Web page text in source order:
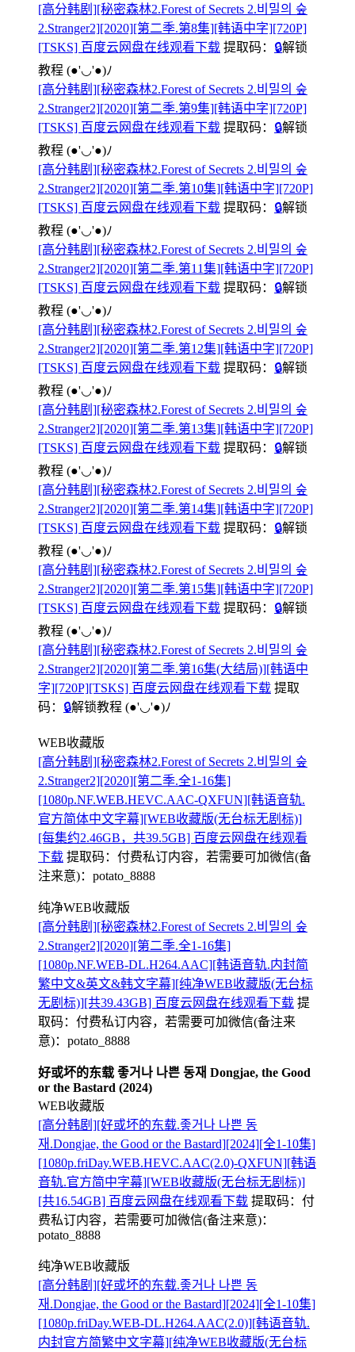
[高分韩剧][秘密森林2.Forest of Secrets 2.비밀의 숲
2.Stranger2][2020][第二季.第8集][韩语中字][720P]
[TSKS] 百度云网盘在线观看下载 提取码： 🔒解锁
教程 (●'◡'●)ﾉ
[高分韩剧][秘密森林2.Forest of Secrets 2.비밀의 숲
2.Stranger2][2020][第二季.第9集][韩语中字][720P]
[TSKS] 百度云网盘在线观看下载 提取码： 🔒解锁
教程 (●'◡'●)ﾉ
[高分韩剧][秘密森林2.Forest of Secrets 2.비밀의 숲
2.Stranger2][2020][第二季.第10集][韩语中字][720P]
[TSKS] 百度云网盘在线观看下载 提取码： 🔒解锁
教程 (●'◡'●)ﾉ
[高分韩剧][秘密森林2.Forest of Secrets 2.비밀의 숲
2.Stranger2][2020][第二季.第11集][韩语中字][720P]
[TSKS] 百度云网盘在线观看下载 提取码： 🔒解锁
教程 (●'◡'●)ﾉ
[高分韩剧][秘密森林2.Forest of Secrets 2.비밀의 숲
2.Stranger2][2020][第二季.第12集][韩语中字][720P]
[TSKS] 百度云网盘在线观看下载 提取码： 🔒解锁
教程 (●'◡'●)ﾉ
[高分韩剧][秘密森林2.Forest of Secrets 2.비밀의 숲
2.Stranger2][2020][第二季.第13集][韩语中字][720P]
[TSKS] 百度云网盘在线观看下载 提取码： 🔒解锁
教程 (●'◡'●)ﾉ
[高分韩剧][秘密森林2.Forest of Secrets 2.비밀의 숲
2.Stranger2][2020][第二季.第14集][韩语中字][720P]
[TSKS] 百度云网盘在线观看下载 提取码： 🔒解锁
教程 (●'◡'●)ﾉ
[高分韩剧][秘密森林2.Forest of Secrets 2.비밀의 숲
2.Stranger2][2020][第二季.第15集][韩语中字][720P]
[TSKS] 百度云网盘在线观看下载 提取码： 🔒解锁
教程 (●'◡'●)ﾉ
[高分韩剧][秘密森林2.Forest of Secrets 2.비밀의 숲
2.Stranger2][2020][第二季.第16集(大结局)][韩语中
字][720P][TSKS] 百度云网盘在线观看下载 提取
码： 🔒解锁教程 (●'◡'●)ﾉ
WEB收藏版
[高分韩剧][秘密森林2.Forest of Secrets 2.비밀의 숲
2.Stranger2][2020][第二季.全1-16集]
[1080p.NF.WEB.HEVC.AAC-QXFUN][韩语音轨.
官方简体中文字幕][WEB收藏版(无台标无剧标)]
[每集约2.46GB，共39.5GB] 百度云网盘在线观看
下载 提取码： 付费私订内容，若需要可加微信(备
注来意)：potato_8888
纯净WEB收藏版
[高分韩剧][秘密森林2.Forest of Secrets 2.비밀의 숲
2.Stranger2][2020][第二季.全1-16集]
[1080p.NF.WEB-DL.H264.AAC][韩语音轨.内封简
繁中文&英文&韩文字幕][纯净WEB收藏版(无台标
无剧标)][共39.43GB] 百度云网盘在线观看下载 提
取码： 付费私订内容，若需要可加微信(备注来
意)：potato_8888
好或坏的东载 좋거나 나쁜 동재 Dongjae, the Good
or the Bastard (2024)
WEB收藏版
[高分韩剧][好或坏的东载.좋거나 나쁜 동
재.Dongjae, the Good or the Bastard][2024][全1-10集]
[1080p.friDay.WEB.HEVC.AAC(2.0)-QXFUN][韩语
音轨.官方简中字幕][WEB收藏版(无台标无剧标)]
[共16.54GB] 百度云网盘在线观看下载 提取码： 付
费私订内容，若需要可加微信(备注来意)：
potato_8888
纯净WEB收藏版
[高分韩剧][好或坏的东载.좋거나 나쁜 동
재.Dongjae, the Good or the Bastard][2024][全1-10集]
[1080p.friDay.WEB-DL.H264.AAC(2.0)][韩语音轨.
内封官方简繁中文字幕][纯净WEB收藏版(无台标